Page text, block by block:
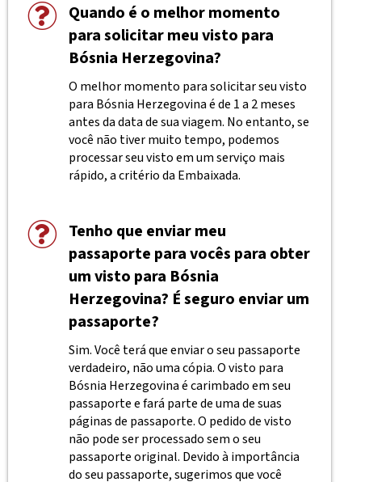
Quando é o melhor momento
para solicitar meu visto para
Bósnia Herzegovina?
O melhor momento para solicitar seu visto
para Bósnia Herzegovina é de 1 a 2 meses
antes da data de sua viagem. No entanto, se
você não tiver muito tempo, podemos
processar seu visto em um serviço mais
rápido, a critério da Embaixada.
Tenho que enviar meu
passaporte para vocês para obter
um visto para Bósnia
Herzegovina? É seguro enviar um
passaporte?
Sim. Você terá que enviar o seu passaporte
verdadeiro, não uma cópia. O visto para
Bósnia Herzegovina é carimbado em seu
passaporte e fará parte de uma de suas
páginas de passaporte. O pedido de visto
não pode ser processado sem o seu
passaporte original. Devido à importância
do seu passaporte, sugerimos que você